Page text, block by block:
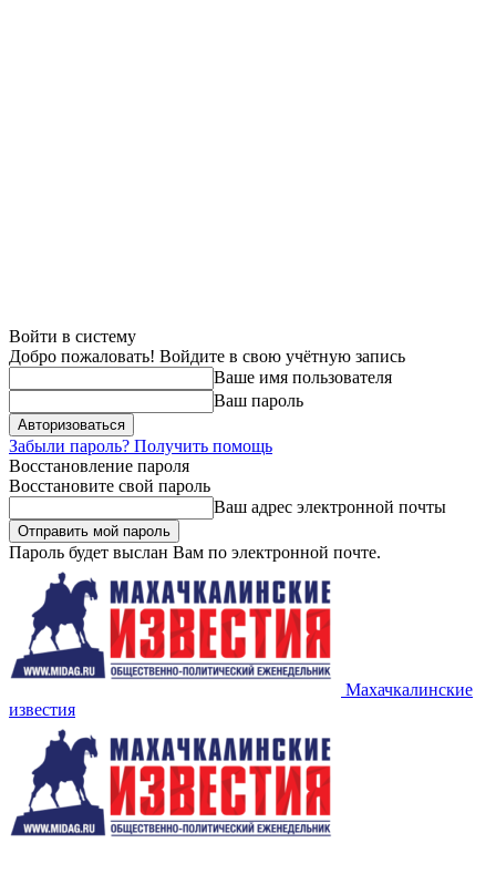
Войти в систему
Добро пожаловать! Войдите в свою учётную запись
Ваше имя пользователя
Ваш пароль
Забыли пароль? Получить помощь
Восстановление пароля
Восстановите свой пароль
Ваш адрес электронной почты
Пароль будет выслан Вам по электронной почте.
Махачкалинские
известия